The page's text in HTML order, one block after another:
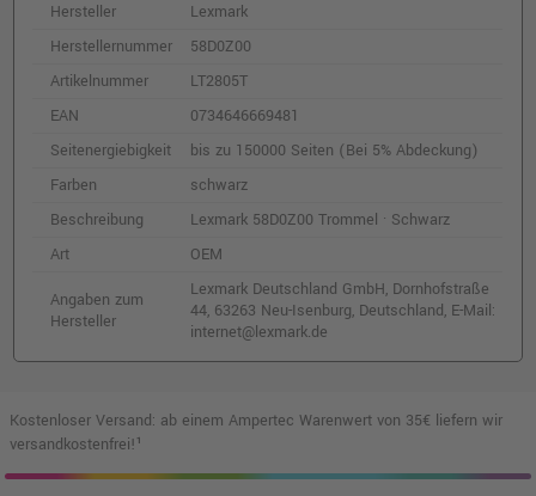
Hersteller
Lexmark
Herstellernummer
58D0Z00
Artikelnummer
LT2805T
EAN
0734646669481
Seitenergiebigkeit
bis zu 150000 Seiten (Bei 5% Abdeckung)
Farben
schwarz
Beschreibung
Lexmark 58D0Z00 Trommel · Schwarz
Art
OEM
Angaben zum
Hersteller
Lexmark Deutschland GmbH, Dornhofstraße
44, 63263 Neu-Isenburg, Deutschland, E-Mail:
internet@lexmark.de
Kostenloser Versand: ab einem Ampertec Warenwert von 35€ liefern wir
versandkostenfrei!¹